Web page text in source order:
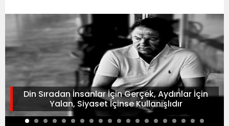
Din Sıradan İnsanlar İçin Gerçek, Aydınlar İçin
Yalan, Siyaset İçinse Kullanışlıdır